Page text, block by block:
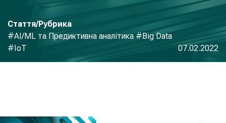
Стаття/Рубрика
#AI/ML та Предиктивна аналітика #Big Data
#IoT
07.02.2022